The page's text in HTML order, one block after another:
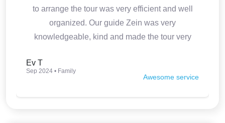
to arrange the tour was very efficient and well
organized. Our guide Zein was very
knowledgeable, kind and made the tour very
Ev T
Sep 2024 • Family
Awesome service